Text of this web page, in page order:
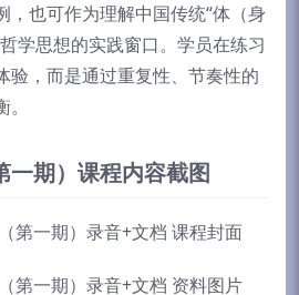
，也可作为理解中国传统“体（身
学思想的实践窗口。学员在练习
验，而是通过重复性、节奏性的
一期）课程内容截图